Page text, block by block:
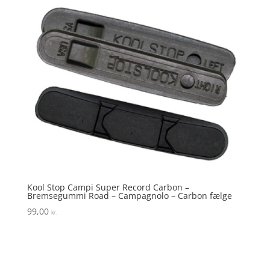
Kool Stop Campi Super Record Carbon –
Bremsegummi Road – Campagnolo – Carbon fælge
99,00 kr.